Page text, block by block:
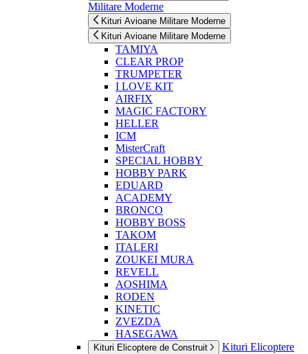
Militare Moderne
Kituri Avioane Militare Moderne
Kituri Avioane Militare Moderne
TAMIYA
CLEAR PROP
TRUMPETER
I LOVE KIT
AIRFIX
MAGIC FACTORY
HELLER
ICM
MisterCraft
SPECIAL HOBBY
HOBBY PARK
EDUARD
ACADEMY
BRONCO
HOBBY BOSS
TAKOM
ITALERI
ZOUKEI MURA
REVELL
AOSHIMA
RODEN
KINETIC
ZVEZDA
HASEGAWA
Kituri Elicoptere de Construit
Kituri Elicoptere